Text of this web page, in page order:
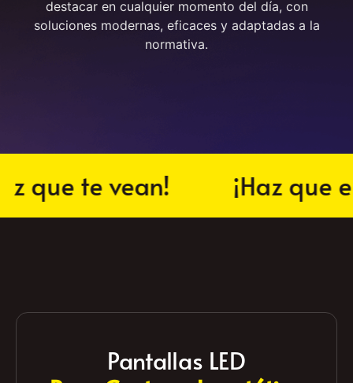
pantallas LED y banderolas electrónicas para
Centros de estética . Ayudamos a tu botica a
destacar en cualquier momento del día, con
te vean! ¡Haz que